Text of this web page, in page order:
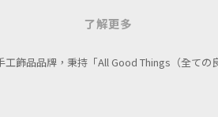
了解更多
飾品品牌，秉持「All Good Things（全て